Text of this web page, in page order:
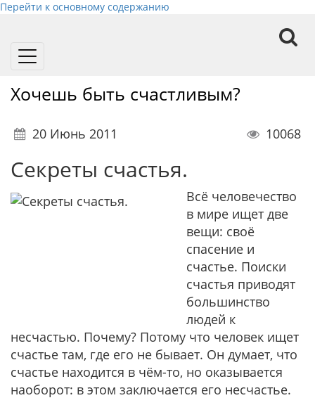
Перейти к основному содержанию
Toggle
Хочешь быть счастливым?
20 Июнь 2011 10068
Секреты счастья.
Всё человечество
в мире ищет две
вещи: своё
спасение и
счастье. Поиски
счастья приводят
большинство
людей к
несчастью. Почему? Потому что человек ищет
счастье там, где его не бывает. Он думает, что
счастье находится в чём-то, но оказывается
наоборот: в этом заключается его несчастье.